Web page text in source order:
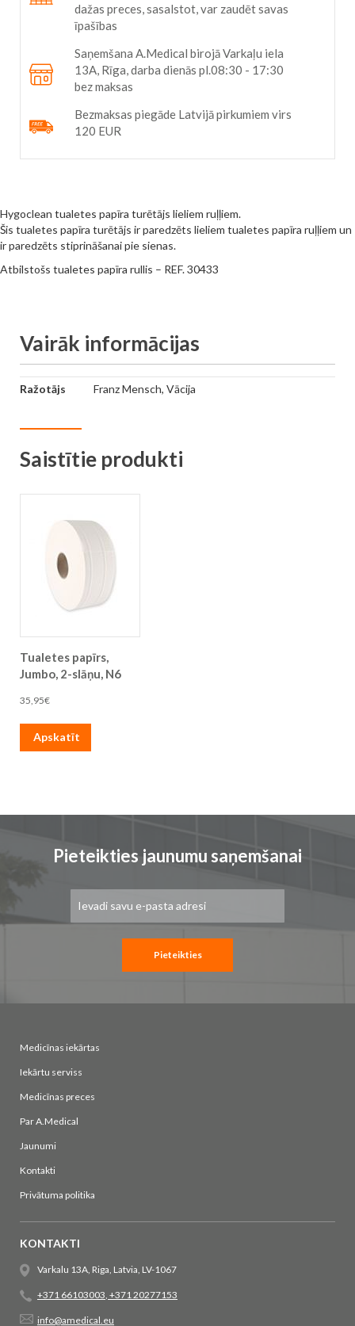
dažas preces, sasalstot, var zaudēt savas
īpašības
Saņemšana A.Medical birojā Varkaļu iela
13A, Rīga, darba dienās pl.08:30 - 17:30
bez maksas
Bezmaksas piegāde Latvijā pirkumiem virs
120 EUR
Hygoclean tualetes papīra turētājs lieliem ruļļiem.
Šis tualetes papīra turētājs ir paredzēts lieliem tualetes papīra ruļļiem un
ir paredzēts stiprināšanai pie sienas.
Atbilstošs tualetes papīra rullis – REF. 30433
Vairāk informācijas
Vairāk
Ražotājs Franz Mensch, Vācija
Saistītie produkti
Tualetes papīrs,
Jumbo, 2-slāņu, N6
35,95€
Apskatīt
Pieteikties jaunumu saņemšanai
saņemšanai:
Pieteikties
Medicīnas iekārtas
Iekārtu serviss
Medicīnas preces
Par A.Medical
Jaunumi
Kontakti
Privātuma politika
KONTAKTI
Varkalu 13A, Riga, Latvia, LV-1067
+371 66103003 +371 20277153
info@amedical.eu